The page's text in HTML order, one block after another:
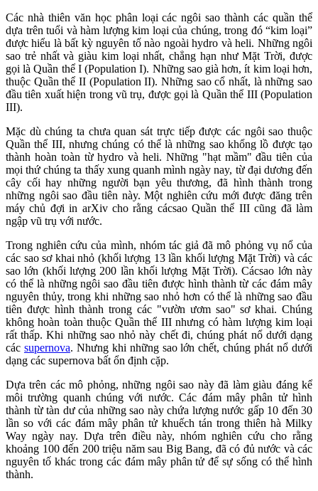
Các nhà thiên văn học phân loại các ngôi sao thành các quần thể
dựa trên tuổi và hàm lượng kim loại của chúng, trong đó “kim loại”
được hiểu là bất kỳ nguyên tố nào ngoài hydro và heli. Những ngôi
sao trẻ nhất và giàu kim loại nhất, chẳng hạn như Mặt Trời, được
gọi là Quần thể I (Population I). Những sao già hơn, ít kim loại hơn,
thuộc Quần thể II (Population II). Những sao cổ nhất, là những sao
đầu tiên xuất hiện trong vũ trụ, được gọi là Quần thể III (Population
III).
Mặc dù chúng ta chưa quan sát trực tiếp được các ngôi sao thuộc
Quần thể III, nhưng chúng có thể là những sao khổng lồ được tạo
thành hoàn toàn từ hydro và heli. Những "hạt mầm" đầu tiên của
mọi thứ chúng ta thấy xung quanh mình ngày nay, từ đại dương đến
cây cối hay những người bạn yêu thương, đã hình thành trong
những ngôi sao đầu tiên này. Một nghiên cứu mới được đăng trên
máy chủ đợi in arXiv cho rằng cácsao Quần thể III cũng đã làm
ngập vũ trụ với nước.
Trong nghiên cứu của mình, nhóm tác giả đã mô phỏng vụ nổ của
các sao sơ khai nhỏ (khối lượng 13 lần khối lượng Mặt Trời) và các
sao lớn (khối lượng 200 lần khối lượng Mặt Trời). Cácsao lớn này
có thể là những ngôi sao đầu tiên được hình thành từ các đám mây
nguyên thủy, trong khi những sao nhỏ hơn có thể là những sao đầu
tiên được hình thành trong các "vườn ươm sao" sơ khai. Chúng
không hoàn toàn thuộc Quần thể III nhưng có hàm lượng kim loại
rất thấp. Khi những sao nhỏ này chết đi, chúng phát nổ dưới dạng
các supernova. Nhưng khi những sao lớn chết, chúng phát nổ dưới
dạng các supernova bất ổn định cặp.
Dựa trên các mô phỏng, những ngôi sao này đã làm giàu đáng kể
môi trường quanh chúng với nước. Các đám mây phân tử hình
thành từ tàn dư của những sao này chứa lượng nước gấp 10 đến 30
lần so với các đám mây phân tử khuếch tán trong thiên hà Milky
Way ngày nay. Dựa trên điều này, nhóm nghiên cứu cho rằng
khoảng 100 đến 200 triệu năm sau Big Bang, đã có đủ nước và các
nguyên tố khác trong các đám mây phân tử để sự sống có thể hình
thành.